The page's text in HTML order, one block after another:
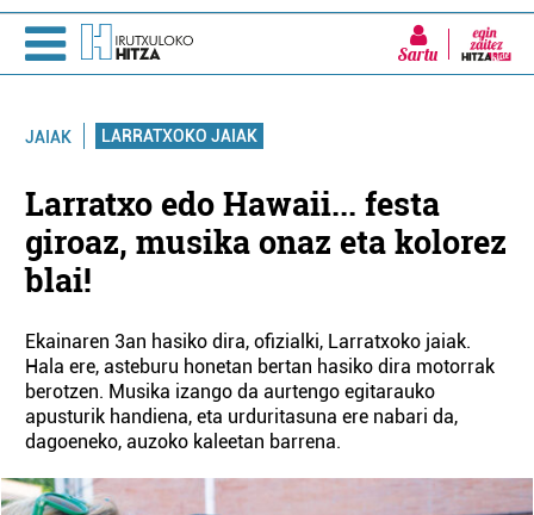
Sartu
JAIAK LARRATXOKO JAIAK
Larratxo edo Hawaii... festa
giroaz, musika onaz eta kolorez
blai!
Ekainaren 3an hasiko dira, ofizialki, Larratxoko jaiak.
Hala ere, asteburu honetan bertan hasiko dira motorrak
berotzen. Musika izango da aurtengo egitarauko
apusturik handiena, eta urduritasuna ere nabari da,
dagoeneko, auzoko kaleetan barrena.